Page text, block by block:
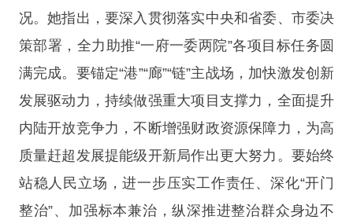
况。她指出，要深入贯彻落实中央和省委、市委决
策部署，全力助推“一府一委两院”各项目标任务圆
满完成。要锚定“港”“廊”“链”主战场，加快激发创新
发展驱动力，持续做强重大项目支撑力，全面提升
内陆开放竞争力，不断增强财政资源保障力，为高
质量赶超发展提能级开新局作出更大努力。要始终
站稳人民立场，进一步压实工作责任、深化“开门
整治”、加强标本兼治，纵深推进整治群众身边不